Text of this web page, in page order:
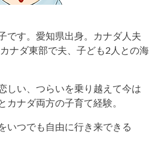
です。愛知県出身。カナダ人夫
ナダ東部で夫、子ども2人との海
しい、つらいを乗り越えて今は
カナダ両方の子育て経験。
いつでも自由に行き来できる